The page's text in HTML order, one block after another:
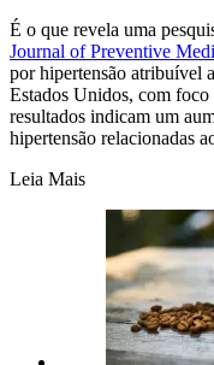
É o que revela uma
Journal of Preventive
por hipertensão atribuível
Estados Unidos, com foco
resultados indicam um
hipertensão relacionadas
Leia Mais